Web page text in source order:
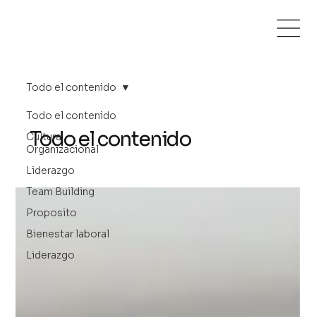
Todo el contenido
Cultura
Organizacional
Liderazgo
Team Building
Proposito
Bienestar laboral
Liderazgo
Todo el contenido
Todo el contenido